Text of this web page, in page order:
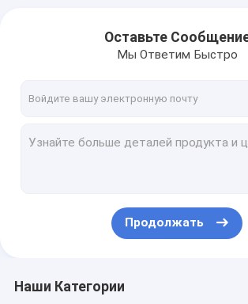
Оставьте
Мы Ответим Быстро
Продолжать
Наши Категории